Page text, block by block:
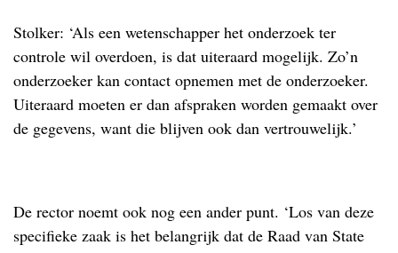
Stolker: ‘Als een wetenschapper het onderzoek ter
controle wil overdoen, is dat uiteraard mogelijk. Zo’n
onderzoeker kan contact opnemen met de onderzoeker.
Uiteraard moeten er dan afspraken worden gemaakt over
de gegevens, want die blijven ook dan vertrouwelijk.’
De rector noemt ook nog een ander punt. ‘Los van deze
specifieke zaak is het belangrijk dat de Raad van State